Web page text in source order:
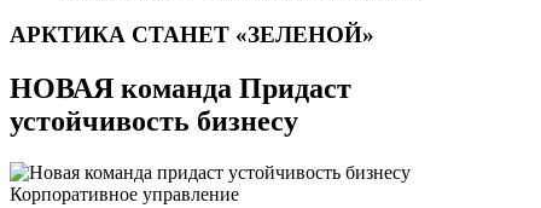
АРКТИКА СТАНЕТ «ЗЕЛЕНОЙ»
НОВАЯ команда Придаст
устойчивость бизнесу
Корпоративное управление